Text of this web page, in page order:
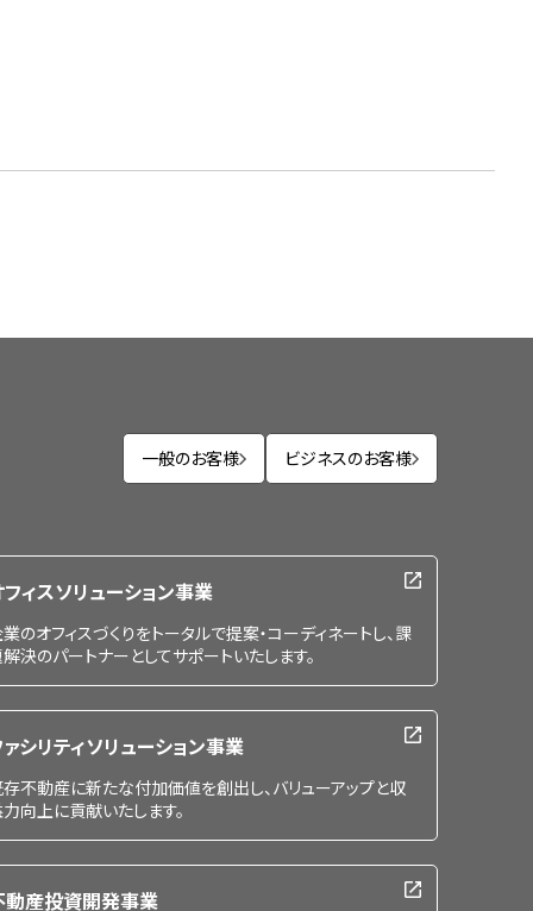
一般のお客様 ビジネスのお客様
フィスソリューション事業
のオフィスづくりをトータルで提案・コーディネートし、課
決のパートナーとしてサポートいたします。
ァシリティソリューション事業
存不動産に新たな付加価値を創出し、バリューアップと収
向上に貢献いたします。
動産投資開発事業